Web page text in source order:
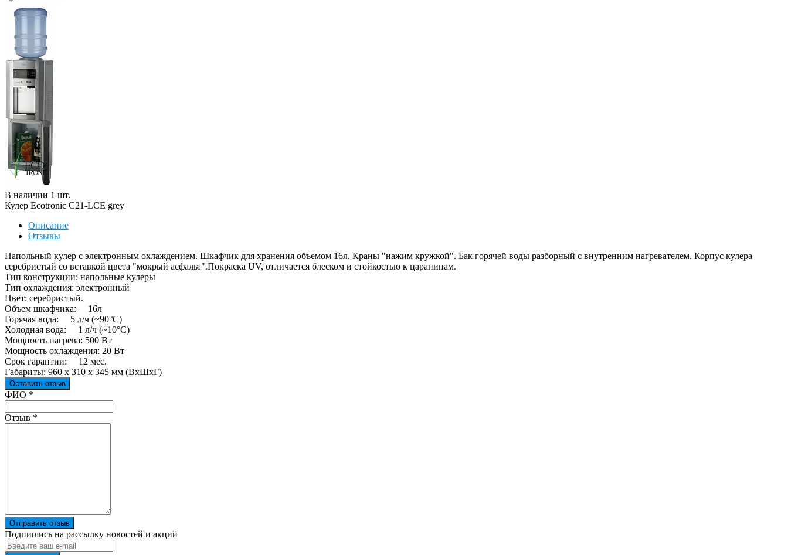
В наличии 1 шт.
Кулер Ecotronic C21-LCE grey
Описание
Отзывы
Напольный кулер с электронным охлаждением. Шкафчик для хранения объемом 16л. Краны "нажим кружкой". Бак горячей воды разборный с внутренним нагревателем. Корпус кулера
серебристый со вставкой цвета "мокрый асфальт".Покраска UV, отличается блеском и стойкостью к царапинам.
Тип конструкции: напольные кулеры
Тип охлаждения: электронный
Цвет: серебристый.
Объем шкафчика: 16л
Горячая вода: 5 л/ч (~90°C)
Холодная вода: 1 л/ч (~10°C)
Мощность нагрева: 500 Вт
Мощность охлаждения: 20 Вт
Срок гарантии: 12 мес.
Габариты: 960 x 310 x 345 мм (ВxШxГ)
Оставить отзыв
Ваш отзыв был отправлен!
ФИО *
Отзыв *
Отправить отзыв
Подпишись на рассылку новостей и акций